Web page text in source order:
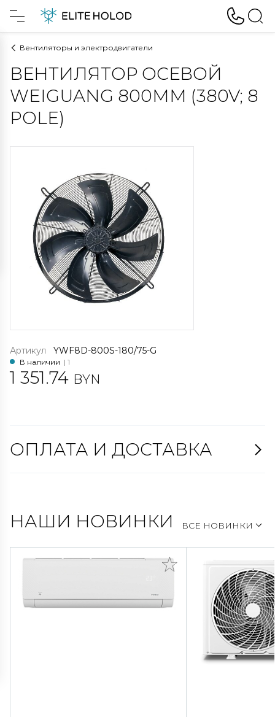
Вентиляторы и электродвигатели
ВЕНТИЛЯТОР ОСЕВОЙ
WEIGUANG 800MM (380V; 8
POLE)
Артикул YWF8D-800S-180/75-G
В наличии | 1
1 351.74 BYN
ОПЛАТА И ДОСТАВКА
НАШИ НОВИНКИ ВСЕ НОВИНКИ